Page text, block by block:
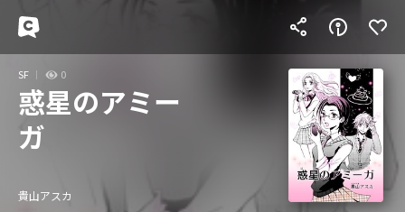
SF 0
惑星のアミー
ガ
貴山アスカ